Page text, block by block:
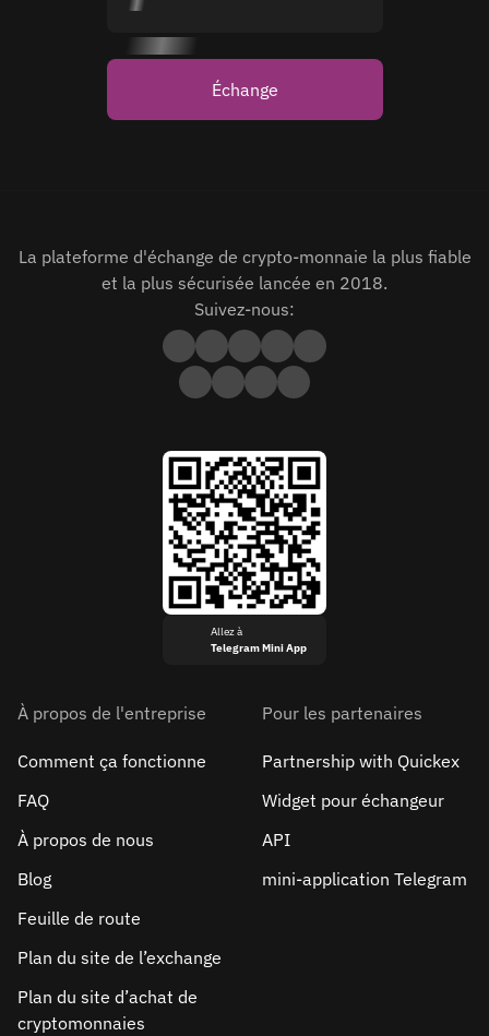
Échange
La plateforme d'échange de crypto-monnaie la plus fiable
et la plus sécurisée lancée en 2018.
Suivez-nous:
Allez à
Telegram Mini App
À propos de l'entreprise
Comment ça fonctionne
FAQ
À propos de nous
Blog
Feuille de route
Plan du site de l’exchange
Plan du site d’achat de
cryptomonnaies
Pour les partenaires
Partnership with Quickex
Widget pour échangeur
API
mini-application Telegram